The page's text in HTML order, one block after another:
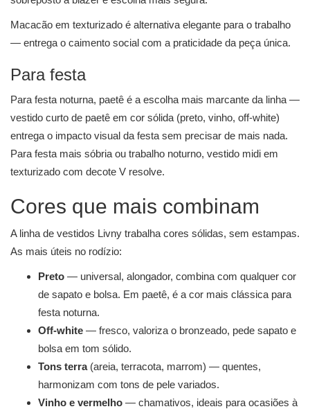
Macacão em texturizado é alternativa elegante para o trabalho
— entrega o caimento social com a praticidade da peça única.
Para festa
Para festa noturna, paetê é a escolha mais marcante da linha —
vestido curto de paetê em cor sólida (preto, vinho, off-white)
entrega o impacto visual da festa sem precisar de mais nada.
Para festa mais sóbria ou trabalho noturno, vestido midi em
texturizado com decote V resolve.
Cores que mais combinam
A linha de vestidos Livny trabalha cores sólidas, sem estampas.
As mais úteis no rodízio:
Preto — universal, alongador, combina com qualquer cor
de sapato e bolsa. Em paetê, é a cor mais clássica para
festa noturna.
Off-white — fresco, valoriza o bronzeado, pede sapato e
bolsa em tom sólido.
Tons terra(areia, terracota, marrom) — quentes,
harmonizam com tons de pele variados.
Vinho e vermelho — chamativos, ideais para ocasiões à